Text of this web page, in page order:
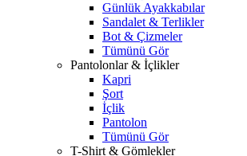
Günlük Ayakkabılar
Sandalet & Terlikler
Bot & Çizmeler
Tümünü Gör
Pantolonlar & İçlikler
Kapri
Şort
İçlik
Pantolon
Tümünü Gör
T-Shirt & Gömlekler